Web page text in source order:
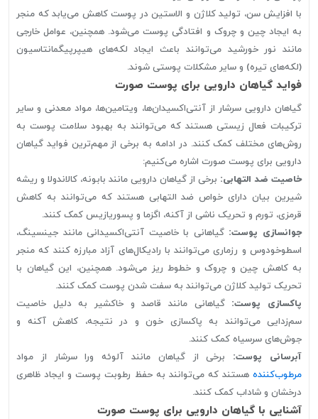
با افزایش سن، تولید کلاژن و الاستین در پوست کاهش می‌یابد که منجر
به ایجاد چین و چروک و افتادگی پوست می‌شود. همچنین، عوامل خارجی
مانند نور خورشید می‌توانند باعث ایجاد لکه‌های هیپرپیگمانتاسیون
(لکه‌های تیره) و سایر مشکلات پوستی شوند.
فواید گیاهان دارویی برای پوست صورت
گیاهان دارویی سرشار از آنتی‌اکسیدان‌ها، ویتامین‌ها، مواد معدنی و سایر
ترکیبات فعال زیستی هستند که می‌توانند به بهبود سلامت پوست به
روش‌های مختلف کمک کنند. در ادامه به برخی از مهم‌ترین فواید گیاهان
دارویی برای پوست صورت اشاره می‌کنیم:
خاصیت ضد التهابی: برخی از گیاهان دارویی مانند بابونه، کالاندولا و ریشه
شیرین بیان دارای خواص ضد التهابی هستند که می‌توانند به کاهش
قرمزی، تورم و تحریک ناشی از آکنه، اگزما و پسوریازیس کمک کنند.
جوانسازی پوست: گیاهانی با خاصیت آنتی‌اکسیدانی مانند جینسینگ،
اسطوخودوس و رزماری می‌توانند با رادیکال‌های آزاد مبارزه کنند که منجر
به کاهش چین و چروک و خطوط ریز می‌شود. همچنین، این گیاهان با
تحریک تولید کلاژن می‌توانند به سفت شدن پوست کمک کنند.
پاکسازی پوست: گیاهانی مانند قاصد و خاکشیر به دلیل خاصیت
سم‌زدایی می‌توانند به پاکسازی خون و در نتیجه، کاهش آکنه و
جوش‌های سرسیاه کمک کنند.
آبرسانی پوست: برخی از گیاهان مانند آلوئه ورا سرشار از مواد
مرطوب‌کننده هستند که می‌توانند به حفظ رطوبت پوست و ایجاد ظاهری
درخشان و شاداب کمک کنند.
آشنایی با گیاهان دارویی برای پوست صورت